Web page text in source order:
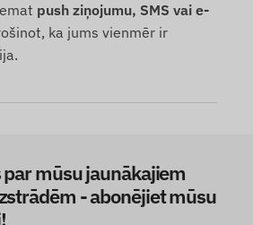
push ziņojumu, SMS vai e-
ka jums vienmēr ir
mūsu jaunākajiem
- abonējiet mūsu